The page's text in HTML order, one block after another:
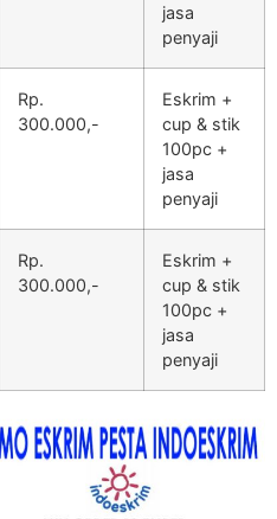
jasa
penyaji
Rp.
300.000,-
Eskrim +
cup & stik
100pc +
jasa
penyaji
Rp.
300.000,-
Eskrim +
cup & stik
100pc +
jasa
penyaji